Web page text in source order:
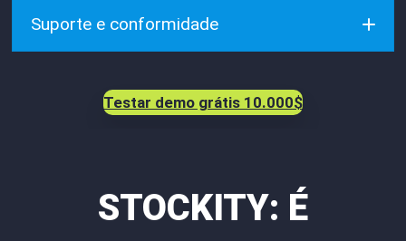
Suporte e conformidade
Testar demo grátis 10.000$
STOCKITY: É